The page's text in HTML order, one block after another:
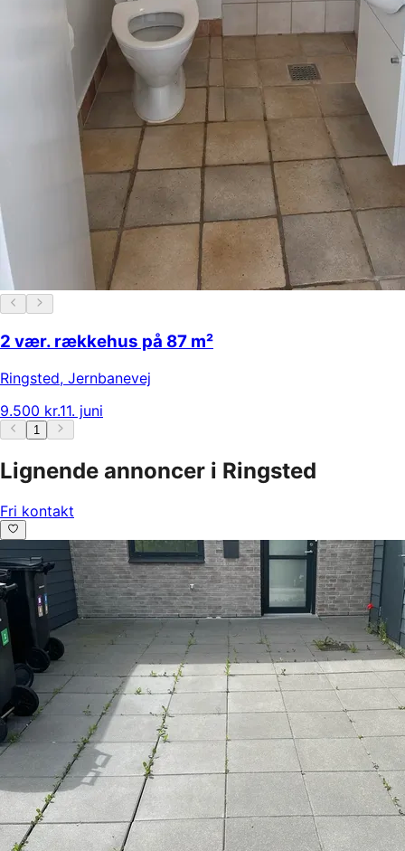
2 vær. rækkehus på 87 m²
Ringsted, Jernbanevej
9.500 kr.11. juni
1
Lignende annoncer i Ringsted
Fri kontakt